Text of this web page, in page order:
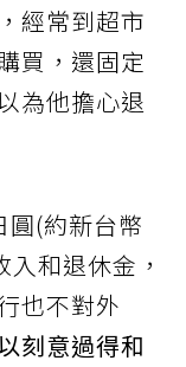
經常到超市
買，還固定
為他擔心退
圓(約新台幣
和退休金，
也不對外
刻意過得和